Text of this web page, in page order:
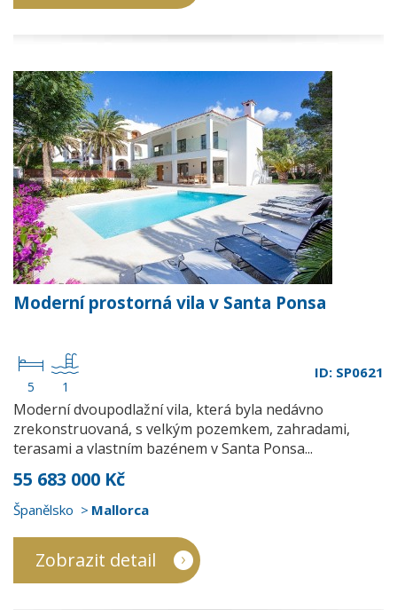
Moderní prostorná vila v Santa Ponsa
5 1
ID: SP0621
Moderní dvoupodlažní vila, která byla nedávno
zrekonstruovaná, s velkým pozemkem, zahradami,
terasami a vlastním bazénem v Santa Ponsa...
55 683 000 Kč
Španělsko Mallorca
Zobrazit detail